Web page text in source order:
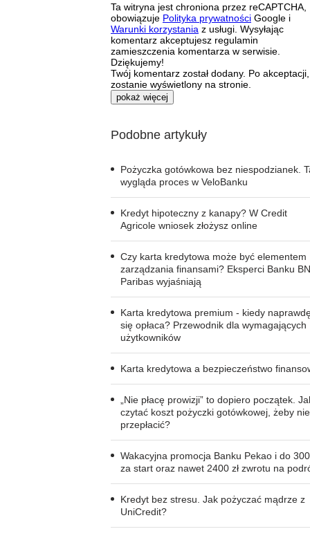
Ta witryna jest chroniona przez reCAPTCHA,
obowiązuje Polityka prywatności Google i
Warunki korzystania z usługi. Wysyłając
komentarz akceptujesz regulamin
zamieszczenia komentarza w serwisie.
Dziękujemy!
Twój komentarz został dodany. Po akceptacji,
zostanie wyświetlony na stronie.
pokaż więcej
Podobne artykuły
Pożyczka gotówkowa bez niespodzianek.
wygląda proces w VeloBanku
Kredyt hipoteczny z kanapy? W Credit
Agricole wniosek złożysz online
Czy karta kredytowa może być elementem
zarządzania finansami? Eksperci Banku
Paribas wyjaśniają
Karta kredytowa premium - kiedy
się opłaca? Przewodnik dla wymagających
użytkowników
Karta kredytowa a bezpieczeństwo
„Nie płacę prowizji” to dopiero początek.
czytać koszt pożyczki gotówkowej, żeby nie
przepłacić?
Wakacyjna promocja Banku Pekao i do 300
za start oraz nawet 2400 zł zwrotu na
Kredyt bez stresu. Jak pożyczać mądrze z
UniCredit?